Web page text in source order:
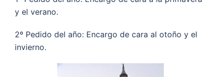
y el verano.
2º Pedido del año: Encargo de cara al otoño y el
invierno.